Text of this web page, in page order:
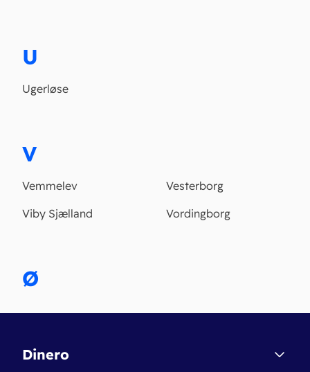
U
Ugerløse
V
Vemmelev
Vesterborg
Viby Sjælland
Vordingborg
Ø
Dinero